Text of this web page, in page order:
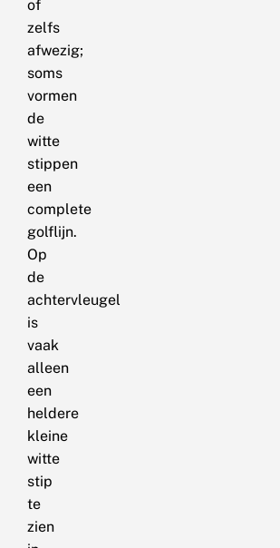
of
zelfs
afwezig;
soms
vormen
de
witte
stippen
een
complete
golflijn.
Op
de
achtervleugel
is
vaak
alleen
een
heldere
kleine
witte
stip
te
zien